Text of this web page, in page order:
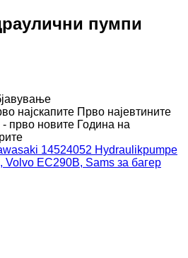
пумпи
најскапите Прво најевтините
- прво новите Година на